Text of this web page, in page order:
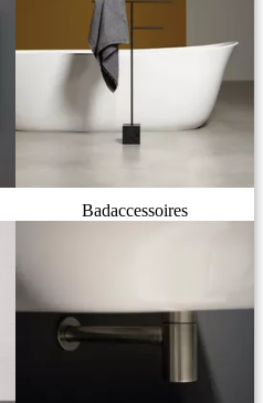
Badaccessoires